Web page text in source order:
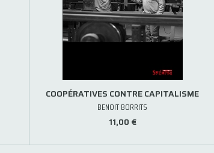
COOPÉRATIVES CONTRE CAPITALISME
BENOIT BORRITS
11,00 €